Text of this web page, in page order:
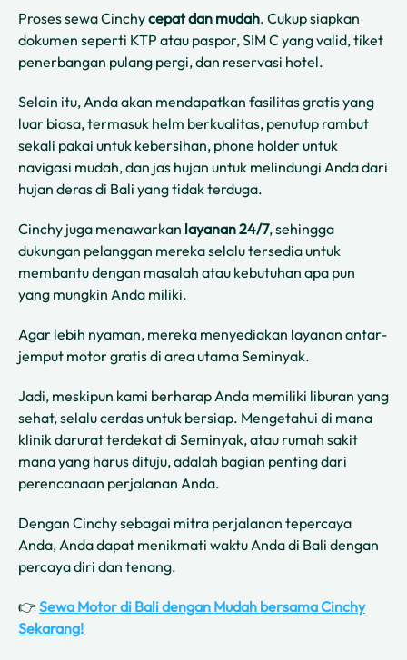
Proses sewa Cinchycepat dan mudah. Cukup siapkan
dokumen seperti KTP atau paspor, SIM C yang valid, tiket
penerbangan pulang pergi, dan reservasi hotel.
Selain itu, Anda akan mendapatkan fasilitas gratis yang
luar biasa, termasuk helm berkualitas, penutup rambut
sekali pakai untuk kebersihan, phone holder untuk
navigasi mudah, dan jas hujan untuk melindungi Anda dari
hujan deras di Bali yang tidak terduga.
Cinchy juga menawarkan layanan 24/7, sehingga
dukungan pelanggan mereka selalu tersedia untuk
membantu dengan masalah atau kebutuhan apa pun
yang mungkin Anda miliki.
Agar lebih nyaman, mereka menyediakan layanan antar-
jemput motor gratis di area utama Seminyak.
Jadi, meskipun kami berharap Anda memiliki liburan yang
sehat, selalu cerdas untuk bersiap. Mengetahui di mana
klinik darurat terdekat di Seminyak, atau rumah sakit
mana yang harus dituju, adalah bagian penting dari
perencanaan perjalanan Anda.
Dengan Cinchy sebagai mitra perjalanan tepercaya
Anda, Anda dapat menikmati waktu Anda di Bali dengan
percaya diri dan tenang.
👉 Sewa Motor di Bali dengan Mudah bersama Cinchy
Sekarang!